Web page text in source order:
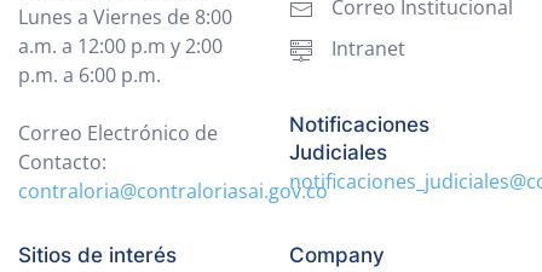
Lunes a Viernes de 8:00
a.m. a 12:00 p.m y 2:00
p.m. a 6:00 p.m.
Correo Electrónico de
Contacto:
contraloria@contraloriasai.gov.co
Correo Institucional
Intranet
Notificaciones
Judiciales
Sitios de interés Company